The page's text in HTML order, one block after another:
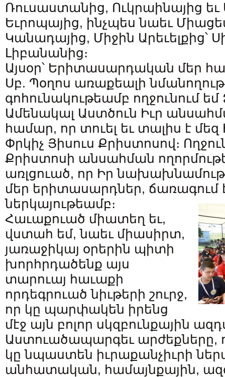
Ռուսաստանից, Ուկրաինայից եւ
Եւրոպայից, ինչպես նաեւ
Կանադայից, Միջին Արեւելքից՝
Լիբանանից։
Այսօր՝ Երիտասարդական մեր
Սբ. Պօղոս առաքեալի
գոհունակութեամբ ողջունում
Ամենակալ Աստծուն Իւր
համար, որ տուել եւ տալիս է
Փրկիչ Յիսուս Քրիստոսով։
Քրիստոսի անսահման
առլցուած, որ Իր
մեր երիտասարդներ, ճառագում
ներկայութեամբ։
Հաւաքուած միատեղ եւ,
վստահ եմ, նաեւ միասիրտ,
յառաջիկայ օրերին պիտի
խորհրդածենք այս
տարուայ հաւաքի
որդեգրուած նիւթերի շուրջ,
որ կը պարփակեն իրենց
մէջ այն բոլոր սկզբունքային
Աստուածապարգեւ արժեքները,
կը նպաստեն իւրաքանչիւրի
անհատական, համայնքային,